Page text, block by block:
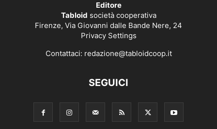
Editore
Tabloid società cooperativa
Firenze, Via Giovanni dalle Bande Nere, 24
Privacy Settings
Contattaci: redazione@tabloidcoop.it
SEGUICI